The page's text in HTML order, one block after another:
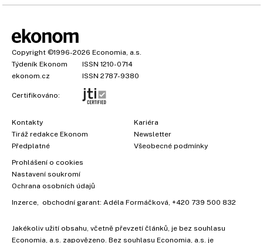
Copyright ©1996-2026 Economia, a.s.
Týdeník Ekonom
ISSN 1210-0714
ekonom.cz
ISSN 2787-9380
Certifikováno:
Kontakty
Tiráž redakce Ekonom
Předplatné
Kariéra
Newsletter
Všeobecné podmínky
Prohlášení o cookies
Nastavení soukromí
Ochrana osobních údajů
Inzerce , obchodní garant: Adéla Formáčková +420 739 500 832
Jakékoliv užití obsahu, včetně převzetí článků, je bez souhlasu
Economia, a.s. zapovězeno. Bez souhlasu Economia, a.s. je